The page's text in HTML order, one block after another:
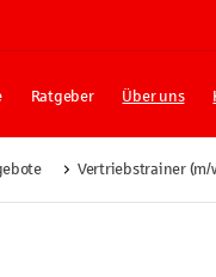
Ratgeber Über uns
Vertriebstrainer (m/